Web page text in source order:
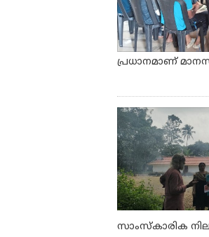
പ്രധാനമാണ്
സാംസ്കാരിക